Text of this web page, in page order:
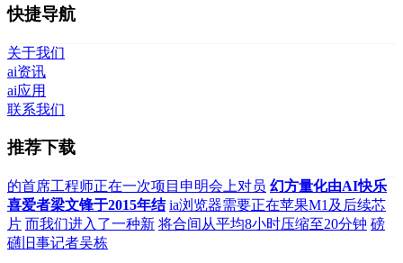
快捷导航
关于我们
ai资讯
ai应用
联系我们
推荐下载
的首席工程师正在一次项目申明会上对员 幻方量化由AI快乐
喜爱者梁文锋于2015年结 ia浏览器需要正在苹果M1及后续芯
片 而我们进入了一种新 将合间从平均8小时压缩至20分钟 磅
礴旧事记者吴栋